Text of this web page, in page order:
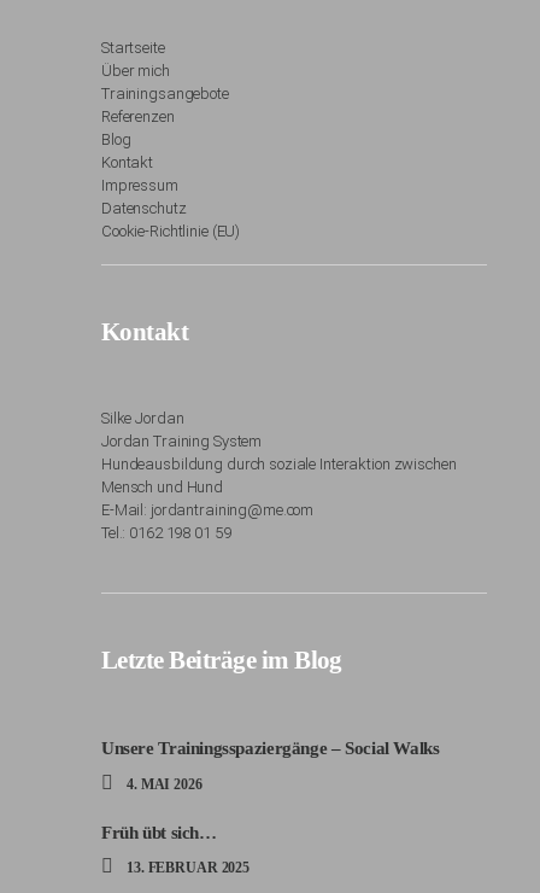
Startseite
Über mich
Trainingsangebote
Referenzen
Blog
Kontakt
Impressum
Datenschutz
Cookie-Richtlinie (EU)
Kontakt
Silke Jordan
Jordan Training System
Hundeausbildung durch soziale Interaktion zwischen
Mensch und Hund
E-Mail: jordantraining@me.com
Tel.: 0162 198 01 59
Letzte Beiträge im Blog
Unsere Trainingsspaziergänge – Social Walks
4. MAI 2026
Früh übt sich…
13. FEBRUAR 2025